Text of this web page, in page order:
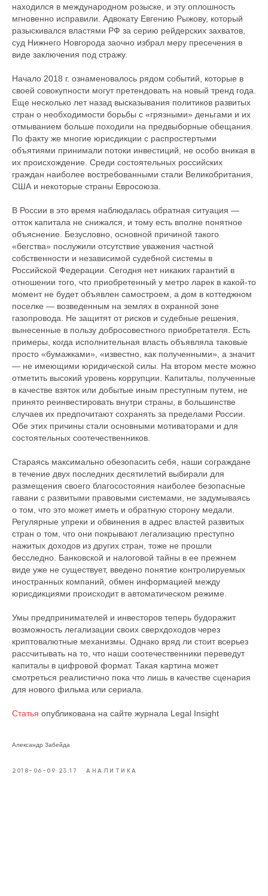
находился в международном розыске, и эту оплошность
мгновенно исправили. Адвокату Евгению Рыжову, который
разыскивался властями РФ за серию рейдерских захватов,
суд Нижнего Новгорода заочно избрал меру пресечения в
виде заключения под стражу.
Начало 2018 г. ознаменовалось рядом событий, которые в
своей совокупности могут претендовать на новый тренд года.
Еще несколько лет назад высказывания политиков развитых
стран о необходимости борьбы с «грязными» деньгами и их
отмыванием больше походили на предвыборные обещания.
По факту же многие юрисдикции с распростертыми
объятиями принимали потоки инвестиций, не особо вникая в
их происхождение. Среди состоятельных российских
граждан наиболее востребованными стали Великобритания,
США и некоторые страны Евросоюза.
В России в это время наблюдалась обратная ситуация —
отток капитала не снижался, и тому есть вполне понятное
объяснение. Безусловно, основной причиной такого
«бегства» послужили отсутствие уважения частной
собственности и независимой судебной системы в
Российской Федерации. Сегодня нет никаких гарантий в
отношении того, что приобретенный у метро ларек в какой-то
момент не будет объявлен самостроем, а дом в коттеджном
поселке — возведенным на землях в охранной зоне
газопровода. Не защитят от рисков и судебные решения,
вынесенные в пользу добросовестного приобретателя. Есть
примеры, когда исполнительная власть объявляла таковые
просто «бумажками», «известно, как полученными», а значит
— не имеющими юридической силы. На втором месте можно
отметить высокий уровень коррупции. Капиталы, полученные
в качестве взяток или добытые иным преступным путем, не
принято реинвестировать внутри страны, в большинстве
случаев их предпочитают сохранять за пределами России.
Обе этих причины стали основными мотиваторами и для
состоятельных соотечественников.
Стараясь максимально обезопасить себя, наши сограждане
в течение двух последних десятилетий выбирали для
размещения своего благосостояния наиболее безопасные
гавани с развитыми правовыми системами, не задумываясь
о том, что это может иметь и обратную сторону медали.
Регулярные упреки и обвинения в адрес властей развитых
стран о том, что они покрывают легализацию преступно
нажитых доходов из других стран, тоже не прошли
бесследно. Банковской и налоговой тайны в ее прежнем
виде уже не существует, введено понятие контролируемых
иностранных компаний, обмен информацией между
юрисдикциями происходит в автоматическом режиме.
Умы предпринимателей и инвесторов теперь будоражит
возможность легализации своих сверхдоходов через
криптовалютные механизмы. Однако вряд ли стоит всерьез
рассчитывать на то, что наши соотечественники переведут
капиталы в цифровой формат. Такая картина может
смотреться реалистично пока что лишь в качестве сценария
для нового фильма или сериала.
Статья опубликована на сайте журнала Legal Insight
Александр Забейда
2018-06-09 23:17 АНАЛИТИКА